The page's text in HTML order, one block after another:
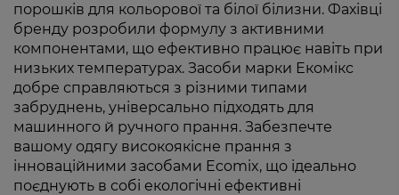
порошків для кольорової та білої білизни. Фахівці
бренду розробили формулу з активними
компонентами, що ефективно працює навіть при
низьких температурах. Засоби марки Екомікс
добре справляються з різними типами
забруднень, універсально підходять для
машинного й ручного прання. Забезпечте
вашому одягу високоякісне прання з
інноваційними засобами Ecomix, що ідеально
поєднують в собі екологічні ефективні